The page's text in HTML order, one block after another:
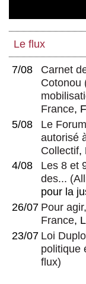
Le flux
7/08
Carnet
Cotonou
France,
5/08
Le
autorisé
Collectif,
4/08
Les 8 et
des... (
pour la
26/07 Pour
France,
23/07 Loi
politique
flux)